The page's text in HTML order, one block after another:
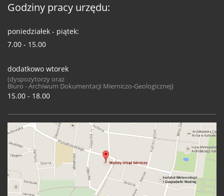
Godziny pracy urzędu:
poniedziałek - piątek:
7.00 - 15.00
dodatkowo wtorek
(dyspozytorzy oraz
Biuro - Archiwum Dokumentacji Mierniczo-Geologicznej)
15.00 - 18.00